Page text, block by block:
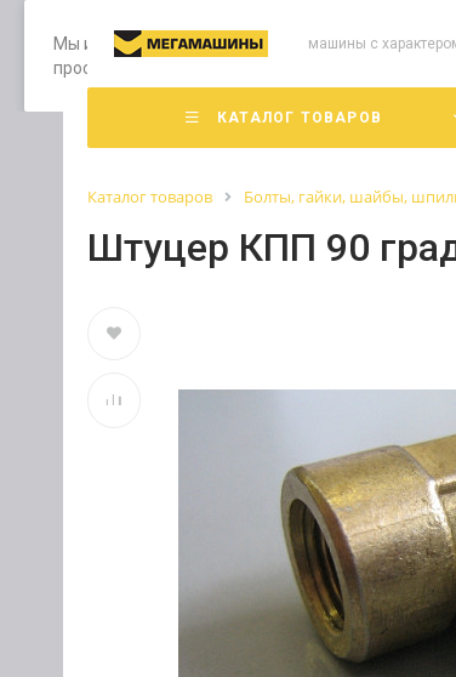
Мы используем файлы cookie, разработанные
просмотр страниц нашего сайта, вы принимаете
машины с
КАТАЛОГ ТОВАРОВ
Каталог товаров Болты, гайки, шайбы,
Штуцер КПП 90